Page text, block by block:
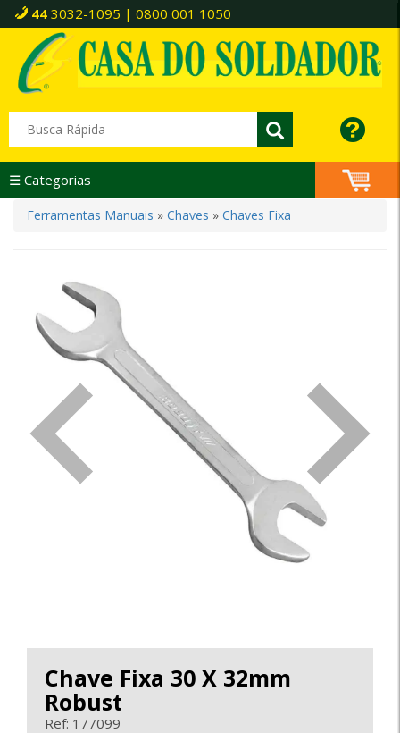
44 3032-1095 | 0800 001 1050
☰ Categorias
Ferramentas Manuais » Chaves » Chaves Fixa
Chave Fixa 30 X 32mm
Robust
Ref: 177099